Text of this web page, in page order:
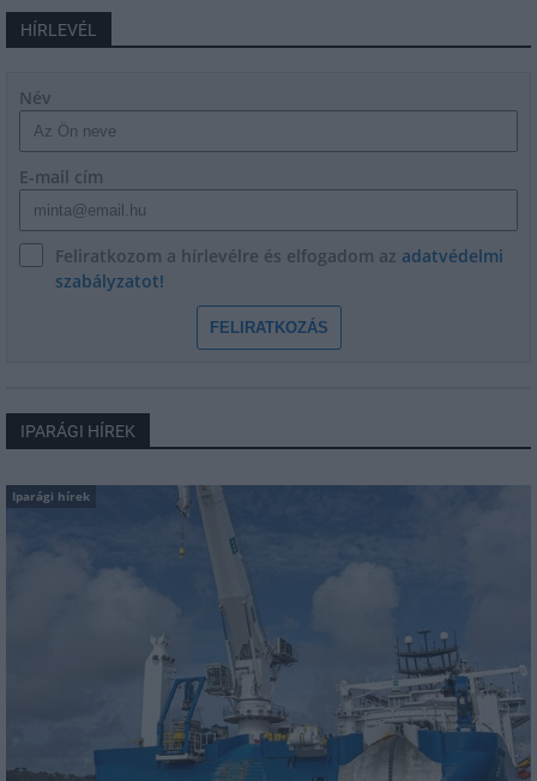
HÍRLEVÉL
Név
E-mail cím
Feliratkozom a hírlevélre és elfogadom az adatvédelmi
szabályzatot!
FELIRATKOZÁS
IPARÁGI HÍREK
Iparági hírek